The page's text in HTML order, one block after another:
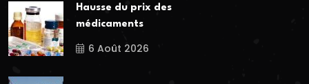
Hausse du prix des
médicaments
6 Août 2026